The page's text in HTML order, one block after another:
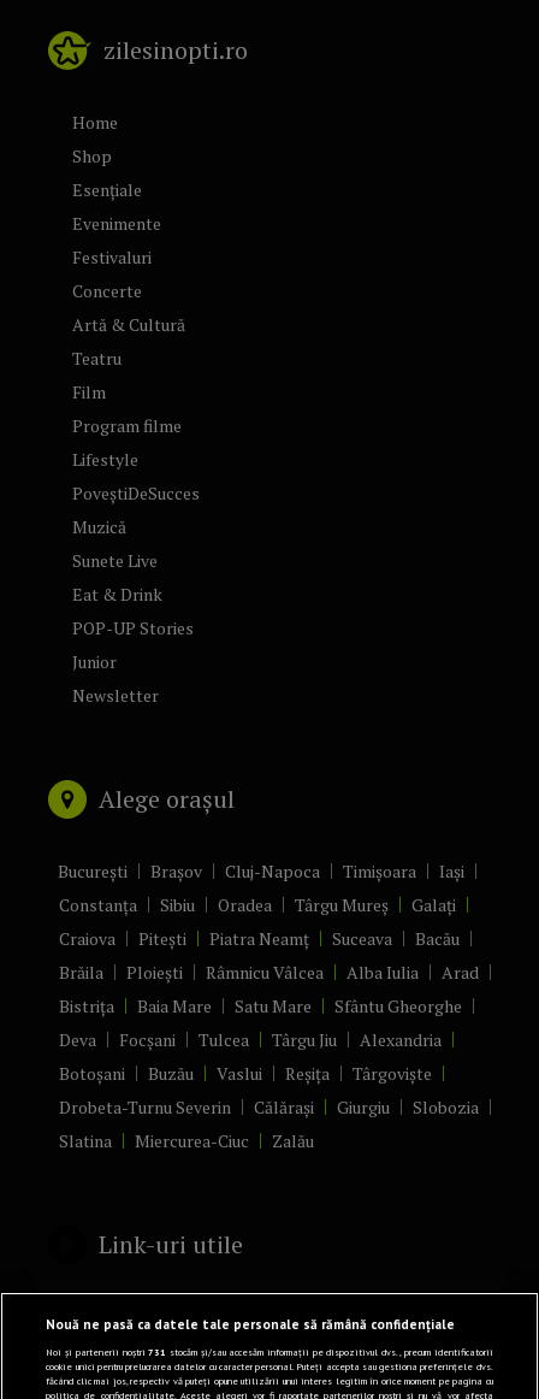
zilesinopti.ro
Home
Shop
Esențiale
Evenimente
Festivaluri
Concerte
Artă & Cultură
Teatru
Film
Program filme
Lifestyle
PoveștiDeSucces
Muzică
Sunete Live
Eat & Drink
POP-UP Stories
Junior
Newsletter
Alege orașul
București Brașov Cluj-Napoca Timișoara
Iași
Constanța
Sibiu Oradea Târgu Mureș
Galați
Craiova
Pitești Piatra Neamț Suceava
Bacău
Brăila
Ploiești Râmnicu Vâlcea Alba Iulia
Arad
Bistrița
Baia Mare Satu Mare
Sfântu Gheorghe
Deva
Focșani Tulcea Târgu Jiu
Alexandria
Botoșani
Buzău Vaslui Reșița
Târgoviște
Drobeta-Turnu Severin
Călărași Giurgiu
Slobozia
Slatina
Miercurea-Ciuc Zalău
Link-uri utile
Politică de confidențialitate
Termeni și Condiții
Mediakit Zile si Nopti
Nouă ne pasă ca datele tale personale să rămână confidențiale
Noi și partenerii noștri731 stocăm și/sau accesăm informații pe dispozitivul dvs., precum identificatorii
cookie unici pentru prelucrarea datelor cu caracter personal. Puteți accepta sau gestiona preferințele dvs.
făcând clic mai jos, respectiv vă puteți opune utilizării unui interes legitim în orice moment pe pagina cu
politica de confidențialitate. Aceste alegeri vor fi raportate partenerilor noștri și nu vă vor afecta